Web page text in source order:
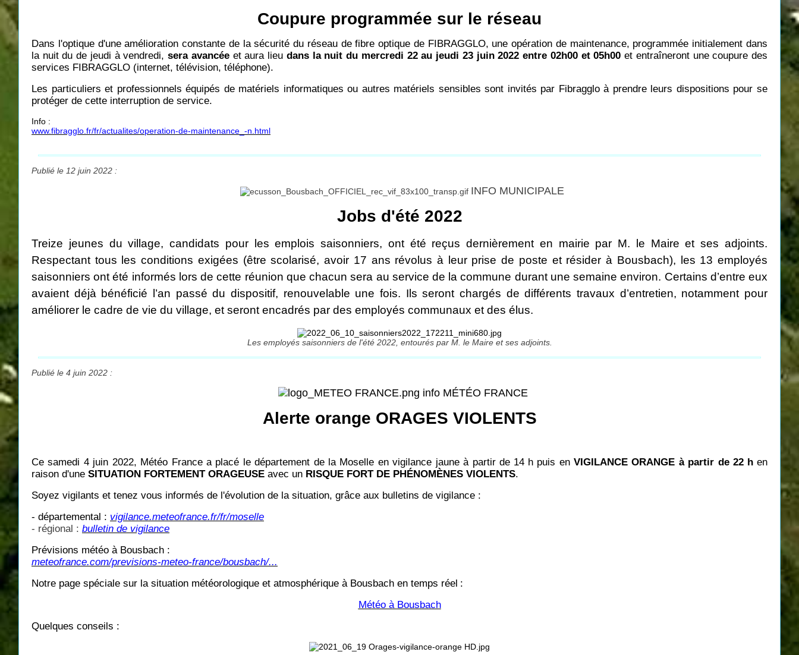
Coupure programmée sur le réseau
Dans l'optique d'une amélioration constante de la sécurité du réseau de fibre optique de FIBRAGGLO, une opération de maintenance, programmée initialement dans
la nuit du de jeudi à vendredi,sera avancéeet aura lieu dans la nuit du mercredi 22 au jeudi 23 juin 2022 entre 02h00 et 05h00 et entraîneront une coupure des
services FIBRAGGLO (internet, télévision, téléphone).
Les particuliers et professionnels équipés de matériels informatiques ou autres matériels sensibles sont invités par Fibragglo à prendre leurs dispositions pour se
protéger de cette interruption de service.
Info :
www.fibragglo.fr/fr/actualites/operation-de-maintenance_-n.html
Publié le 12 juin 2022 :
INFO MUNICIPALE
Jobs d'été 2022
Treize jeunes du village, candidats pour les emplois saisonniers, ont été reçus dernièrement en mairie par M. le Maire et ses adjoints.
Respectant tous les conditions exigées (être scolarisé, avoir 17 ans révolus à leur prise de poste et résider à Bousbach), les 13 employés
saisonniers ont été informés lors de cette réunion que chacun sera au service de la commune durant une semaine environ. Certains d’entre eux
avaient déjà bénéficié l’an passé du dispositif, renouvelable une fois. Ils seront chargés de différents travaux d’entretien, notamment pour
améliorer le cadre de vie du village, et seront encadrés par des employés communaux et des élus.
Les employés saisonniers de l'été 2022, entourés par M. le Maire et ses adjoints.
Publié le 4 juin 2022 :
info MÉTÉO FRANCE
Alerte orange ORAGES VIOLENTS
Ce samedi 4 juin 2022, Météo France a placé le département de la Moselle en vigilance jaune à partir de 14 h puis enVIGILANCE ORANGE à partir de 22 hen
raison d'une SITUATION FORTEMENT ORAGEUSE avec un RISQUE FORT DE PHÉNOMÈNES VIOLENTS.
Soyez vigilants et tenez vous informés de l'évolution de la situation, grâce aux bulletins de vigilance :
- départemental : vigilance.meteofrance.fr/fr/moselle
- régional : bulletin de vigilance
Prévisions météo à Bousbach :
meteofrance.com/previsions-meteo-france/bousbach/...
Notre page spéciale sur la situation météorologique et atmosphérique à Bousbach en temps réel :
Météo à Bousbach
Quelques conseils :